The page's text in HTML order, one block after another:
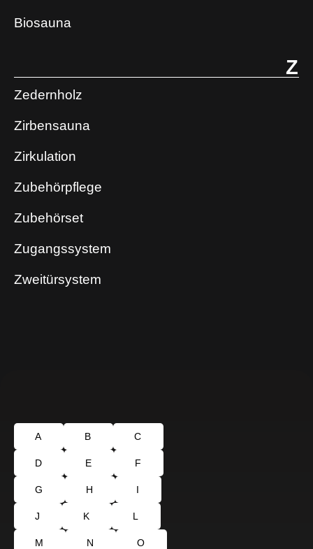
Biosauna
Z
Zedernholz
Zirbensauna
Zirkulation
Zubehörpflege
Zubehörset
Zugangssystem
Zweitürsystem
A B C
D E F
G H I
J K L
M N O